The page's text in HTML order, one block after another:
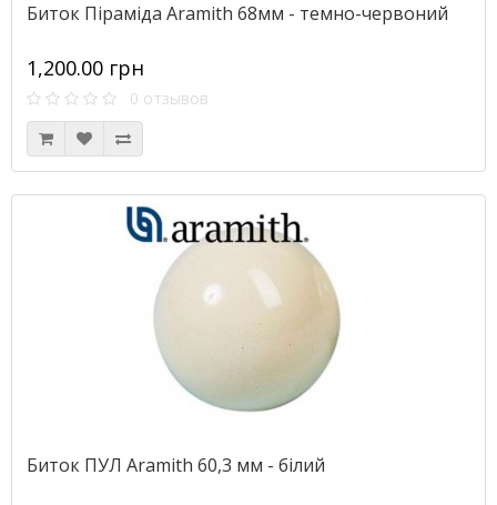
Биток Піраміда Aramith 68мм - темно-червоний
1,200.00 грн
0 отзывов
Биток ПУЛ Aramith 60,3 мм - білий